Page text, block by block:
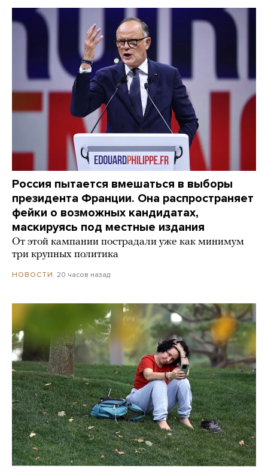
Россия пытается вмешаться в выборы
президента Франции. Она распространяет
фейки о возможных кандидатах,
маскируясь под местные издания
От этой кампании пострадали уже как минимум
три крупных политика
НОВОСТИ 20 часов назад